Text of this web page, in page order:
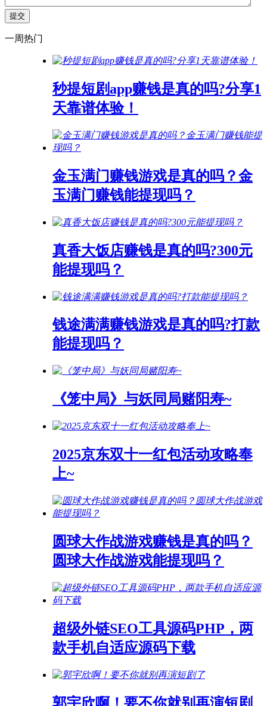
一周热门
秒提短剧app赚钱是真的吗?分享1
天靠谱体验！
金玉满门赚钱游戏是真的吗？金
玉满门赚钱能提现吗？
真香大饭店赚钱是真的吗?300元
能提现吗？
钱途满满赚钱游戏是真的吗?打款
能提现吗？
《笼中局》与妖同局赌阳寿~
2025京东双十一红包活动攻略奉
上~
圆球大作战游戏赚钱是真的吗？
圆球大作战游戏能提现吗？
超级外链SEO工具源码PHP，两
款手机自适应源码下载
郭宇欣啊！要不你就别再演短剧